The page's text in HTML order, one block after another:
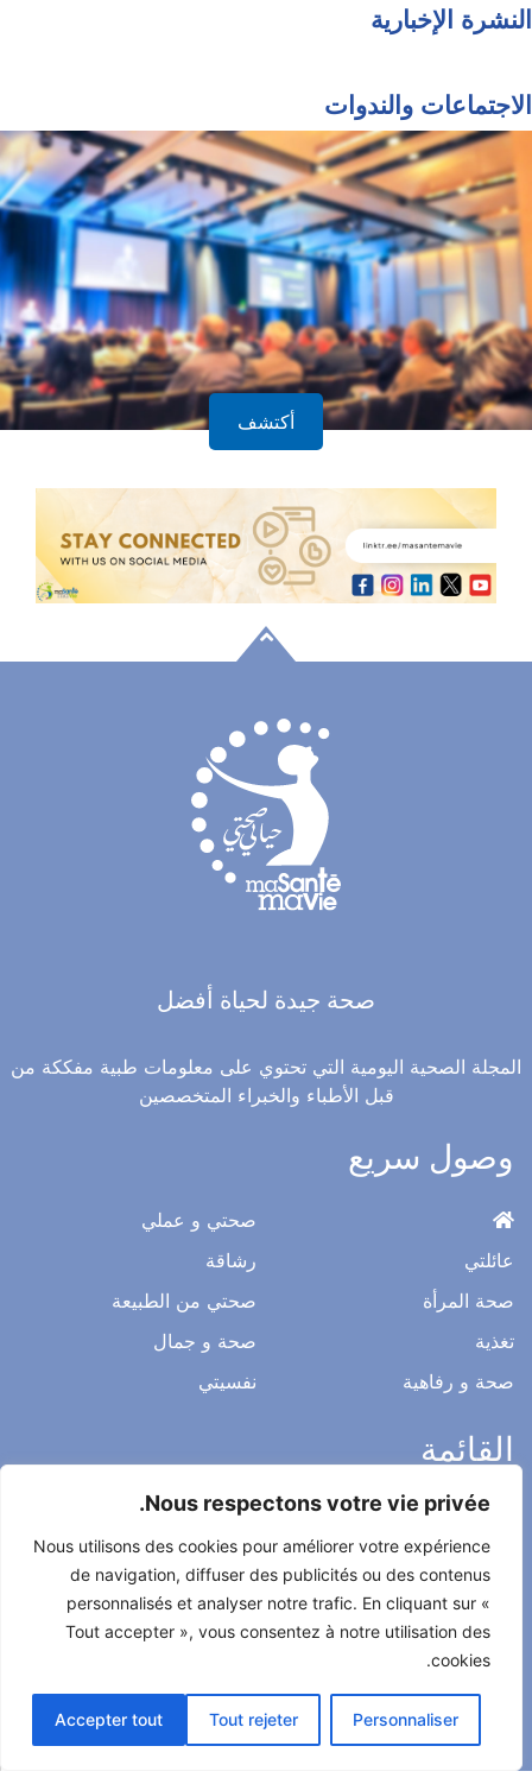
Nous respectons votre vie privée.
Nous utilisons des cookies pour améliorer votre expérience
de navigation, diffuser des publicités ou des contenus
personnalisés et analyser notre trafic. En cliquant sur «
Tout accepter », vous consentez à notre utilisation des
cookies.
Personnaliser
Tout rejeter
Accepter tout
النشرة الإخبارية
الاجتماعات والندوات
أكتشف
صحة جيدة لحياة أفضل
المجلة الصحية اليومية التي تحتوي على معلومات طبية مفككة من
قبل الأطباء والخبراء المتخصصين
وصول سريع
عائلتي
صحة المرأة
تغذية
صحة و رفاهية
صحتي و عملي
رشاقة
صحتي من الطبيعة
صحة و جمال
نفسيتي
القائمة
ميثاق التحرير
الخصوصية
الاشعار القانوني
شروط الاستخدام العامة
اتصل بنا